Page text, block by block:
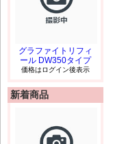
グラファイトリフィ
ール DW350タイプ
価格はログイン後表示
新着商品